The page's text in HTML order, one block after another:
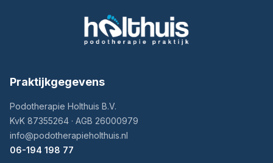
Praktijkgegevens
Podotherapie Holthuis B.V.
KvK 87355264 · AGB 26000979
info@podotherapieholthuis.nl
06-194 198 77